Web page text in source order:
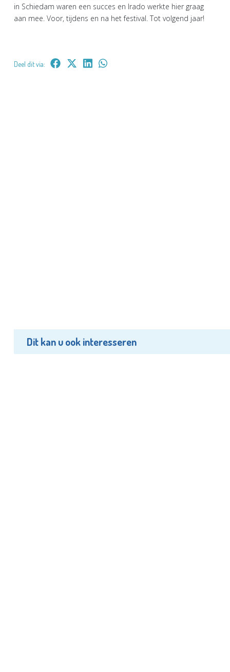
in Schiedam waren een succes en Irado werkte hier graag
aan mee. Voor, tijdens en na het festival. Tot volgend jaar!
Deel dit via:
Dit kan u ook interesseren